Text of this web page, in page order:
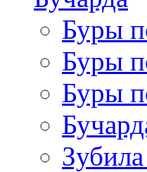
Буры
Буры
Буры